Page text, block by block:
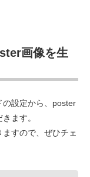
画像を生
の設定から、poster
ます。
すので、ぜひチェ